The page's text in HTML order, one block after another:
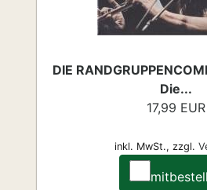
DIE
Die...
17,99 EUR
inkl. MwSt., zzgl.